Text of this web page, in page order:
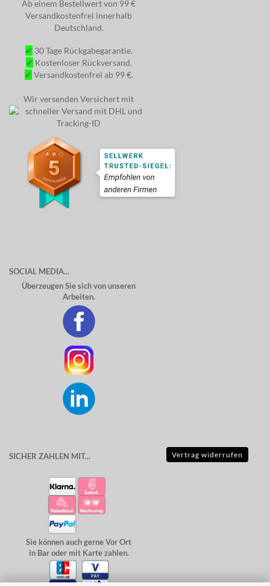
Ab einem Bestellwert von 99 €
Versandkostenfrei innerhalb
Deutschland.
✔ 30 Tage Rückgabegarantie.
✔ Kostenloser Rückversand.
✔ Versandkostenfrei ab 99 €.
Wir versenden Versichert mit
SOCIAL MEDIA...
Überzeugen Sie sich von unseren
Arbeiten.
SICHER ZAHLEN MIT...
Sie können auch gerne Vor Ort
in Bar oder mit Karte zahlen.
Vertrag widerrufen